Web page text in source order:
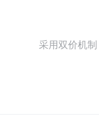
采用双价机